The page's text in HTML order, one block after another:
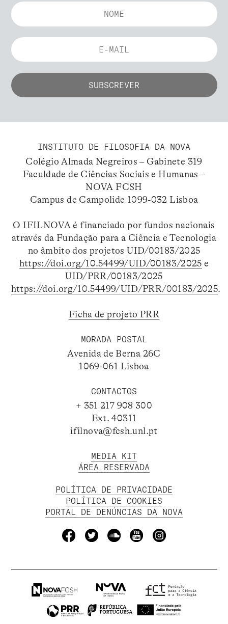
INSTITUTO DE FILOSOFIA DA NOVA
Colégio Almada Negreiros – Gabinete 319
Faculdade de Ciências Sociais e Humanas –
NOVA FCSH
Campus de Campolide 1099-032 Lisboa
O IFILNOVA é financiado por fundos nacionais
através da Fundação para a Ciência e Tecnologia
no âmbito dos projetos UID/00183/2025
https://doi.org/10.54499/UID/00183/2025 e
UID/PRR/00183/2025
https://doi.org/10.54499/UID/PRR/00183/2025.
Ficha de projeto PRR
MORADA POSTAL
Avenida de Berna 26C
1069-061 Lisboa
CONTACTOS
+ 351 217 908 300
Ext. 40311
ifilnova@fcsh.unl.pt
MEDIA KIT
ÁREA RESERVADA
POLÍTICA DE PRIVACIDADE
POLÍTICA DE COOKIES
PORTAL DE DENÚNCIAS DA NOVA